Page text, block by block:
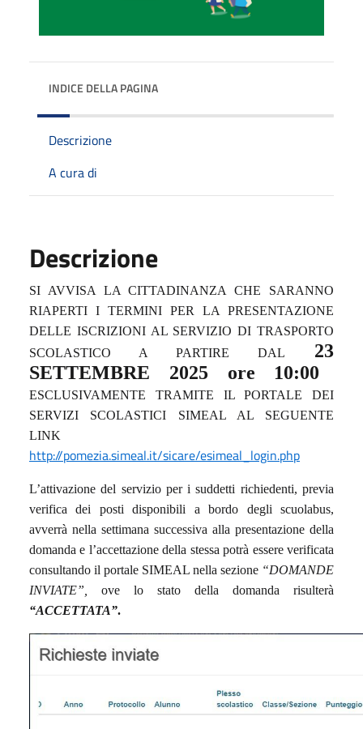
INDICE DELLA PAGINA
Descrizione
A cura di
Descrizione
SI AVVISA LA CITTADINANZA CHE SARANNO
RIAPERTI I TERMINI PER LA PRESENTAZIONE
DELLE ISCRIZIONI AL SERVIZIO DI TRASPORTO
SCOLASTICO A PARTIRE DAL 23
SETTEMBRE 2025 ore 10:00
ESCLUSIVAMENTE TRAMITE IL PORTALE DEI
SERVIZI SCOLASTICI SIMEAL AL SEGUENTE
LINK
http://pomezia.simeal.it/sicare/esimeal_login.php
L’attivazione del servizio per i suddetti richiedenti, previa
verifica dei posti disponibili a bordo degli scuolabus,
avverrà nella settimana successiva alla presentazione della
domanda e l’accettazione della stessa potrà essere verificata
consultando il portale SIMEAL nella sezione “DOMANDE
INVIATE”, ove lo stato della domanda risulterà
“ACCETTATA”.